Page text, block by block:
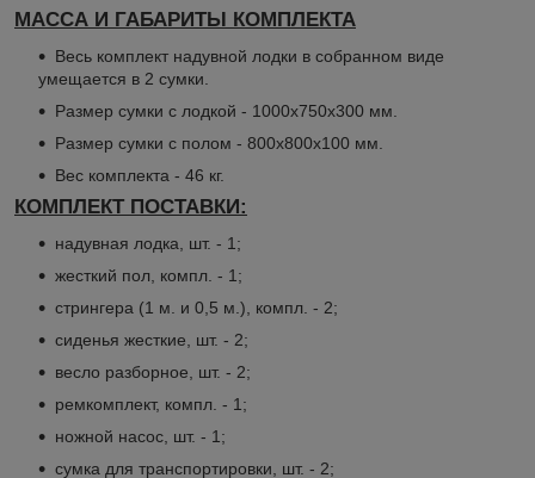
МАССА И ГАБАРИТЫ КОМПЛЕКТА
Весь комплект надувной лодки в собранном виде
умещается в 2 сумки.
Размер сумки с лодкой - 1000х750х300 мм.
Размер сумки с полом - 800х800х100 мм.
Вес комплекта - 46 кг.
КОМПЛЕКТ ПОСТАВКИ:
надувная лодка, шт. - 1;
жесткий пол, компл. - 1;
стрингера (1 м. и 0,5 м.), компл. - 2;
сиденья жесткие, шт. - 2;
весло разборное, шт. - 2;
ремкомплект, компл. - 1;
ножной насос, шт. - 1;
сумка для транспортировки, шт. - 2;